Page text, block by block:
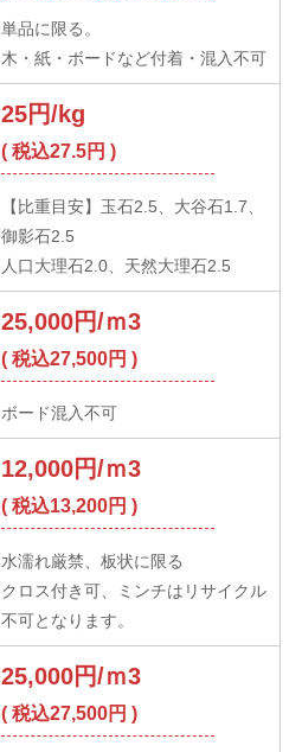
単品に限る。
木・紙・ボードなど付着・混入不可
25円/kg
( 税込27.5円 )
【比重目安】玉石2.5、大谷石1.7、
御影石2.5
人口大理石2.0、天然大理石2.5
25,000円/ｍ3
( 税込27,500円 )
ボード混入不可
12,000円/ｍ3
( 税込13,200円 )
水濡れ厳禁、板状に限る
クロス付き可、ミンチはリサイクル
不可となります。
25,000円/ｍ3
( 税込27,500円 )